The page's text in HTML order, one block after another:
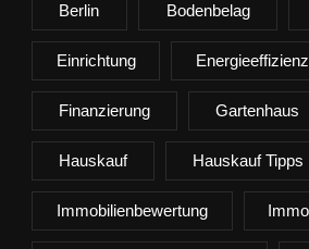
Berlin Bodenbelag
Einrichtung Energieeffizienz
Finanzierung Gartenhaus
Hauskauf Hauskauf Tipps
Immobilienbewertung